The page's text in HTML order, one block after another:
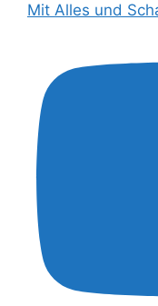
Mit Alles und